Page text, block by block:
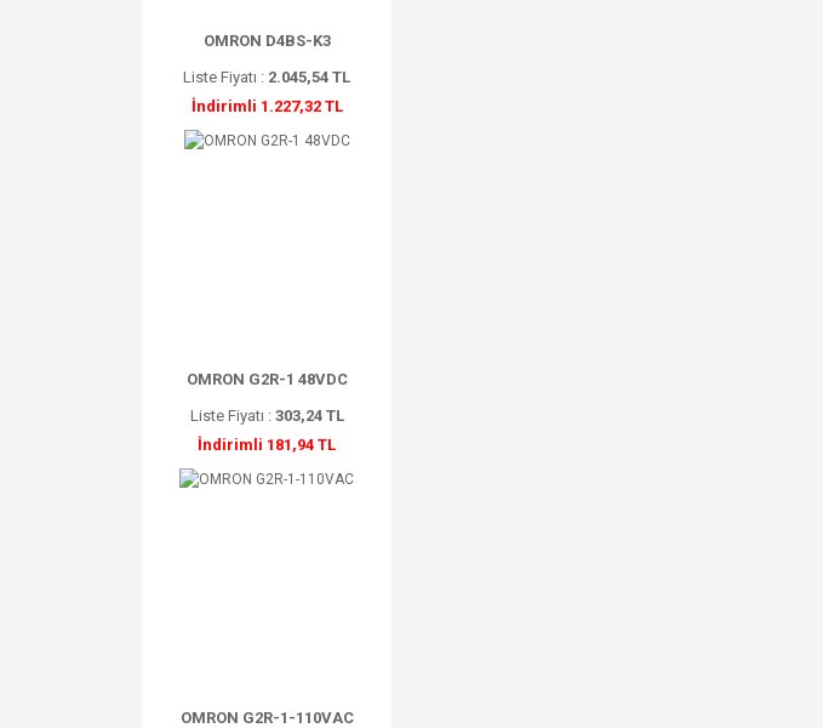
OMRON D4BS-K3
Liste Fiyatı : 2.045,54 TL
İndirimli 1.227,32 TL
OMRON G2R-1 48VDC
Liste Fiyatı : 303,24 TL
İndirimli 181,94 TL
OMRON G2R-1-110VAC